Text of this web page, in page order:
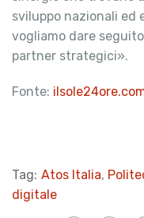
sviluppo nazionali ed
vogliamo dare
partner strategici».
Fonte:
Tag: Atos Italia,
digitale